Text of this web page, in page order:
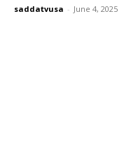
saddatvusa - June 4, 2025